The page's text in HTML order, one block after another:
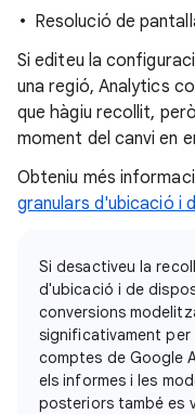
Resolució de
Si editeu la
una regió, Analytics
que hàgiu recollit,
moment del canvi en
Obteniu més
granulars d'ubicació i
Si desactiveu la
d'ubicació i de
conversions
significativament per
comptes de Google
els informes i les
posteriors també es